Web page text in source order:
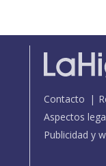
Contacto
Aspectos
Publicidad y